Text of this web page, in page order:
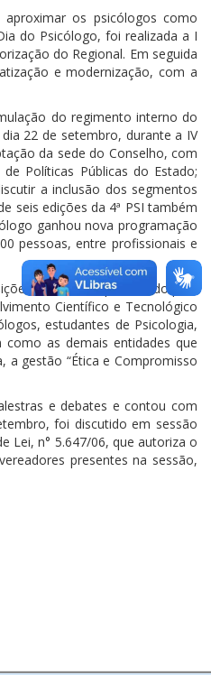
os psicólogos como
do Psicólogo, foi realizada a I
do Regional. Em seguida
e modernização, com a
do regimento interno do
22 de setembro, durante a IV
da sede do Conselho, com
Políticas Públicas do Estado;
a inclusão dos segmentos
seis edições da 4ª PSI também
ganhou nova programação
pessoas, entre profissionais e
de Maceió, promovido pelo
Científico e Tecnológico
estudantes de Psicologia,
como as demais entidades que
gestão “Ética e Compromisso
e debates e contou com
foi discutido em sessão
Lei, n° 5.647/06, que autoriza o
presentes na sessão,